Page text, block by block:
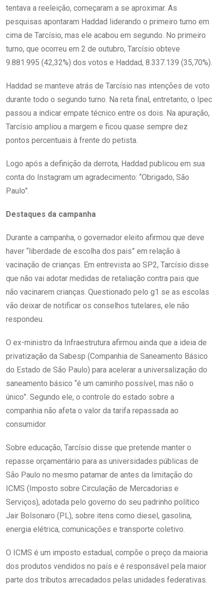
tentava a reeleição, começaram a se aproximar. As
pesquisas apontaram Haddad liderando o primeiro turno em
cima de Tarcísio, mas ele acabou em segundo. No primeiro
turno, que ocorreu em 2 de outubro, Tarcísio obteve
9.881.995 (42,32%) dos votos e Haddad, 8.337.139 (35,70%).
Haddad se manteve atrás de Tarcísio nas intenções de voto
durante todo o segundo turno. Na reta final, entretanto, o Ipec
passou a indicar empate técnico entre os dois. Na apuração,
Tarcísio ampliou a margem e ficou quase sempre dez
pontos percentuais à frente do petista.
Logo após a definição da derrota, Haddad publicou em sua
conta do Instagram um agradecimento: “Obrigado, São
Paulo”.
Destaques da campanha
Durante a campanha, o governador eleito afirmou que deve
haver “liberdade de escolha dos pais” em relação à
vacinação de crianças. Em entrevista ao SP2, Tarcísio disse
que não vai adotar medidas de retaliação contra pais que
não vacinarem crianças. Questionado pelo g1 se as escolas
vão deixar de notificar os conselhos tutelares, ele não
respondeu.
O ex-ministro da Infraestrutura afirmou ainda que a ideia de
privatização da Sabesp (Companhia de Saneamento Básico
do Estado de São Paulo) para acelerar a universalização do
saneamento básico “é um caminho possível, mas não o
único”. Segundo ele, o controle do estado sobre a
companhia não afeta o valor da tarifa repassada ao
consumidor.
Sobre educação, Tarcísio disse que pretende manter o
repasse orçamentário para as universidades públicas de
São Paulo no mesmo patamar de antes da limitação do
ICMS (Imposto sobre Circulação de Mercadorias e
Serviços), adotada pelo governo do seu padrinho político
Jair Bolsonaro (PL), sobre itens como diesel, gasolina,
energia elétrica, comunicações e transporte coletivo.
O ICMS é um imposto estadual, compõe o preço da maioria
dos produtos vendidos no país e é responsável pela maior
parte dos tributos arrecadados pelas unidades federativas.